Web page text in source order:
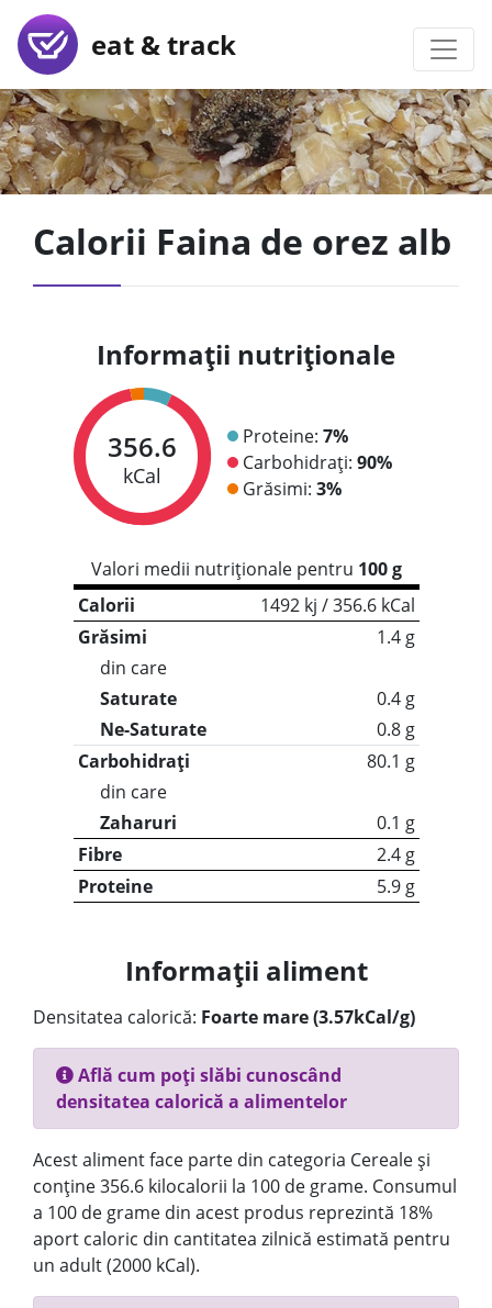
eat & track
Calorii Faina de orez alb
Informații nutriționale
356.6
kCal
Proteine: 7%
Carbohidrați: 90%
Grăsimi: 3%
Valori medii nutriționale pentru 100 g
Calorii
1492 kj / 356.6 kCal
Grăsimi
1.4 g
din care
Saturate
0.4 g
Ne-Saturate
0.8 g
Carbohidrați
80.1 g
din care
Zaharuri
0.1 g
Fibre
2.4 g
Proteine
5.9 g
Informații aliment
Densitatea calorică: Foarte mare (3.57kCal/g)
Află cum poți slăbi cunoscând
densitatea calorică a alimentelor
Acest aliment face parte din categoria Cereale și
conține 356.6 kilocalorii la 100 de grame. Consumul
a 100 de grame din acest produs reprezintă 18%
aport caloric din cantitatea zilnică estimată pentru
un adult (2000 kCal).